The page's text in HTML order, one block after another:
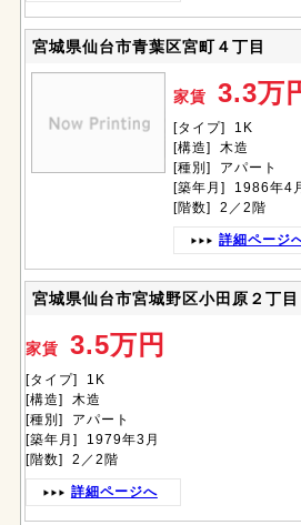
宮城県仙台市青葉区宮町４丁目
家賃3.3万
[タイプ] 1K
[構造] 木造
[種別] アパート
[築年月] 1986年4
[階数] 2／2階
詳細ページ
宮城県仙台市宮城野区小田原２丁目
家賃 3.5万円
[タイプ] 1K
[構造] 木造
[種別] アパート
[築年月] 1979年3月
[階数] 2／2階
詳細ページへ